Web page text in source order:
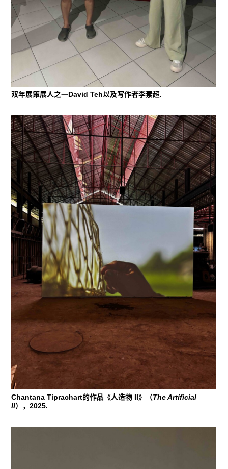
双年展策展人之一David Teh以及写作者李素超.
Chantana Tiprachart的作品《人造物 II》（The Artificial
II），2025.